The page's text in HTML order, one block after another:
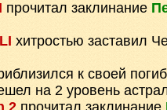
прочитал заклинание
хитростью заставил
к своей
на 2 уровень
2 прочитал заклинание